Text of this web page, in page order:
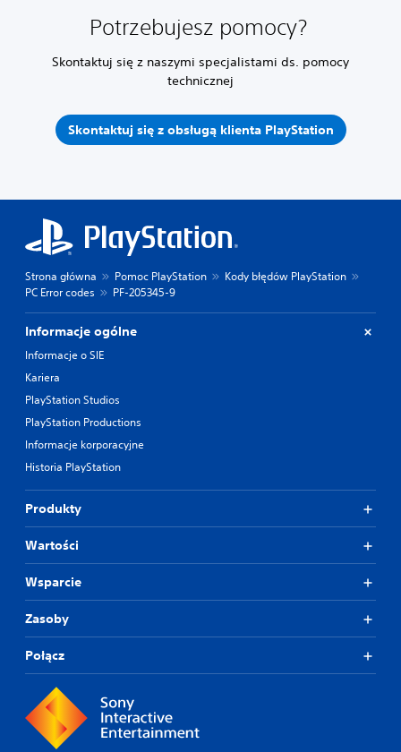
Potrzebujesz pomocy?
Skontaktuj się z naszymi specjalistami ds. pomocy
technicznej
Skontaktuj się z obsługą klienta PlayStation
Strona główna Pomoc PlayStation
Kody błędów PlayStation
PC Error codes
PF-205345-9
Informacje ogólne
Informacje o SIE
Kariera
PlayStation Studios
PlayStation Productions
Informacje korporacyjne
Historia PlayStation
Produkty
Wartości
Wsparcie
Zasoby
Połącz